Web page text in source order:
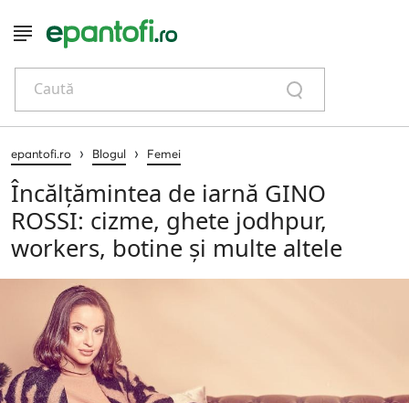
Caută
epantofi.ro › Blogul › Femei
Încălțămintea de iarnă GINO
ROSSI: cizme, ghete jodhpur,
workers, botine și multe altele